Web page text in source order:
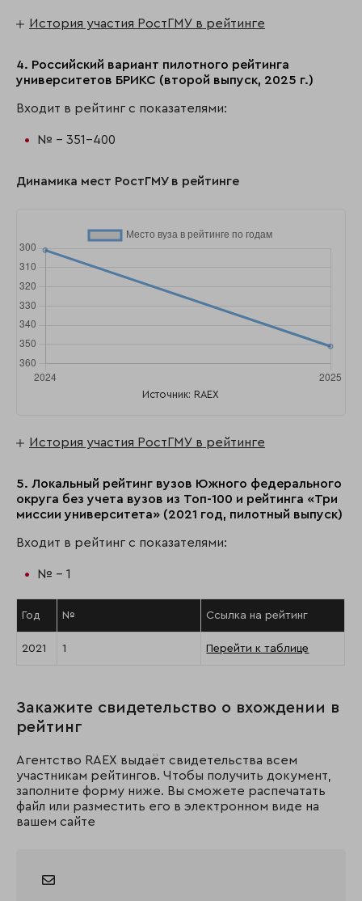
История участия РостГМУ в рейтинге
4. Российский вариант пилотного рейтинга
университетов БРИКС (второй выпуск, 2025 г.)
Входит в рейтинг с показателями:
№ - 351-400
Динамика мест РостГМУ в рейтинге
Источник: RAEX
История участия РостГМУ в рейтинге
5. Локальный рейтинг вузов Южного федерального
округа без учета вузов из Топ-100 и рейтинга «Три
миссии университета» (2021 год, пилотный выпуск)
Входит в рейтинг с показателями:
№ - 1
Год № Ссылка на рейтинг
2021 1 Перейти к таблице
Закажите свидетельство о вхождении в
рейтинг
Агентство RAEX выдаёт свидетельства всем
участникам рейтингов. Чтобы получить документ,
заполните форму ниже. Вы сможете распечатать
файл или разместить его в электронном виде на
вашем сайте